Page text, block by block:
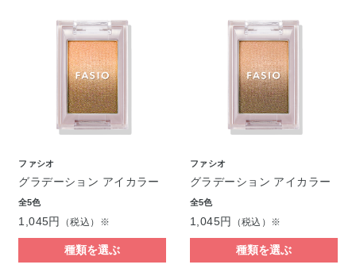
ファシオ
グラデーション アイカラー
全5色
1,045円 （税込）※
種類を選ぶ
ファシオ
グラデーション アイカラー
全5色
1,045円 （税込）※
種類を選ぶ